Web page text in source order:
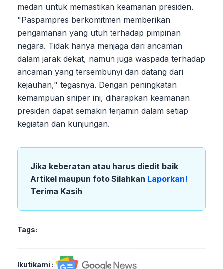
medan untuk memastikan keamanan presiden.
"Paspampres berkomitmen memberikan
pengamanan yang utuh terhadap pimpinan
negara. Tidak hanya menjaga dari ancaman
dalam jarak dekat, namun juga waspada terhadap
ancaman yang tersembunyi dan datang dari
kejauhan," tegasnya. Dengan peningkatan
kemampuan sniper ini, diharapkan keamanan
presiden dapat semakin terjamin dalam setiap
kegiatan dan kunjungan.
Jika keberatan atau harus diedit baik
Artikel maupun foto Silahkan Laporkan!
Terima Kasih
Tags:
Ikutikami :